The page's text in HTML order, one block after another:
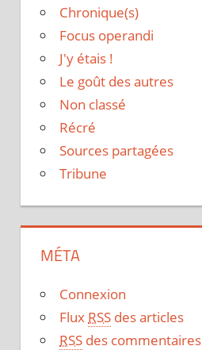
Chronique(s)
Focus operandi
J'y étais !
Le goût des autres
Non classé
Récré
Sources partagées
Tribune
MÉTA
Connexion
Flux RSS des articles
RSS des commentaires